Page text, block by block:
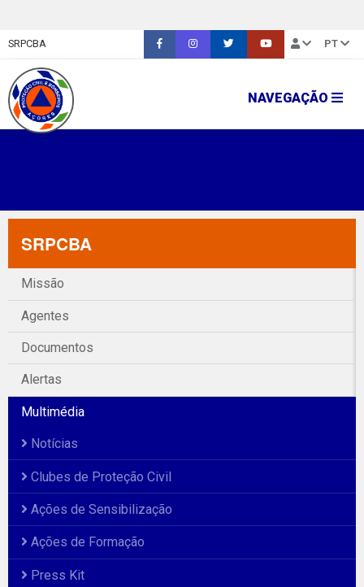
SRPCBA PT
NAVEGAÇÃO
SRPCBA
Missão
Agentes
Documentos
Alertas
Multimédia
Notícias
Clubes de Proteção Civil
Ações de Sensibilização
Ações de Formação
Press Kit